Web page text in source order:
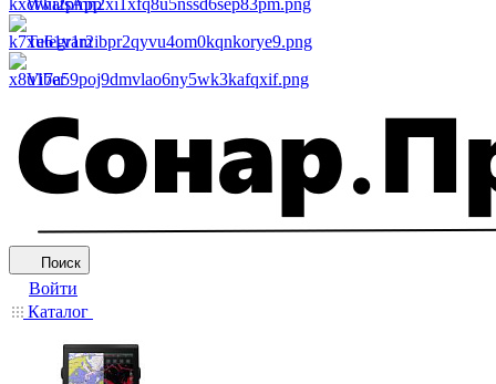
WhatsApp
Telegram
Viber
Поиск
Войти
Каталог